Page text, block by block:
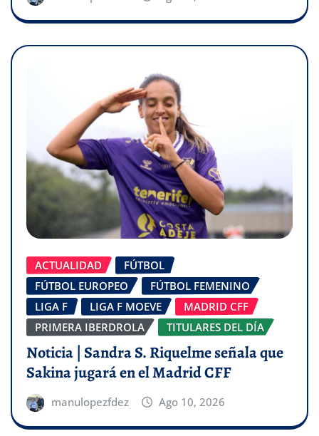
ACTUALIDAD
FÚTBOL
FÚTBOL EUROPEO
FÚTBOL FEMENINO
LIGA F
LIGA F MOEVE
MADRID CFF
PRIMERA IBERDROLA
TITULARES DEL DÍA
Noticia | Sandra S. Riquelme señala que
Sakina jugará en el Madrid CFF
manulopezfdez Ago 10, 2026